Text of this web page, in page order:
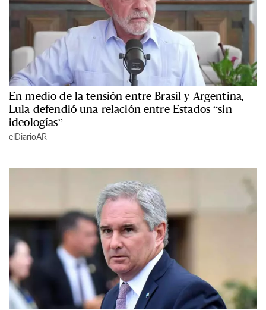
En medio de la tensión entre Brasil y Argentina,
Lula defendió una relación entre Estados “sin
ideologías”
elDiarioAR